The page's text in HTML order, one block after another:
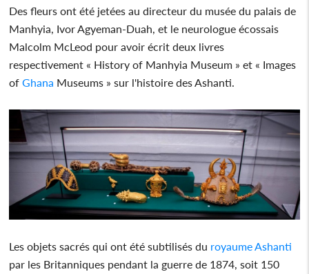
Des fleurs ont été jetées au directeur du musée du palais de
Manhyia, Ivor Agyeman-Duah, et le neurologue écossais
Malcolm McLeod pour avoir écrit deux livres
respectivement « History of Manhyia Museum » et « Images
ofGhana Museums » sur l'histoire des Ashanti.
Les objets sacrés qui ont été subtilisés du royaume Ashanti
par les Britanniques pendant la guerre de 1874, soit 150